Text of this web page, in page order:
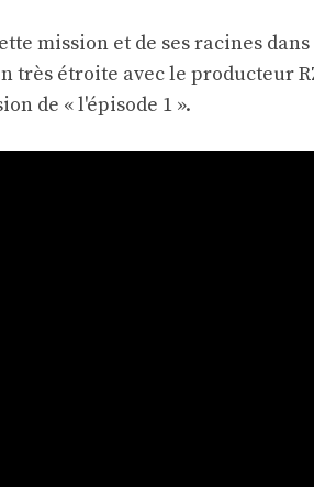
mission et de ses racines
très étroite avec le producteur
de « l'épisode 1 ».